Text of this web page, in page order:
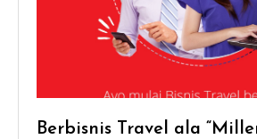
Berbisnis Travel ala